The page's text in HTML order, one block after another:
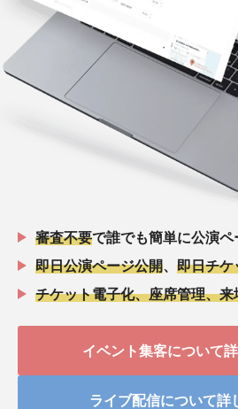
審査不要で誰でも簡単に公演ペ
即日公演ページ公開
即日チケ
チケット電子化、座席管理、
イベント集客について
ライブ配信について詳